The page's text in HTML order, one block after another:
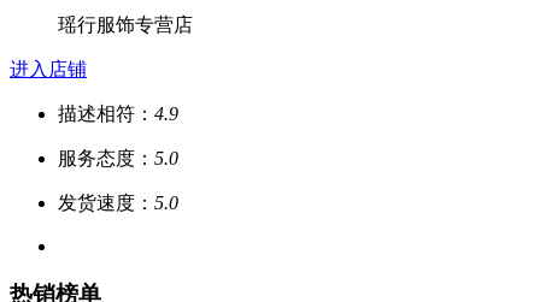
瑶行服饰专营店
进入店铺
描述相符： 4.9
服务态度： 5.0
发货速度： 5.0
热销榜单